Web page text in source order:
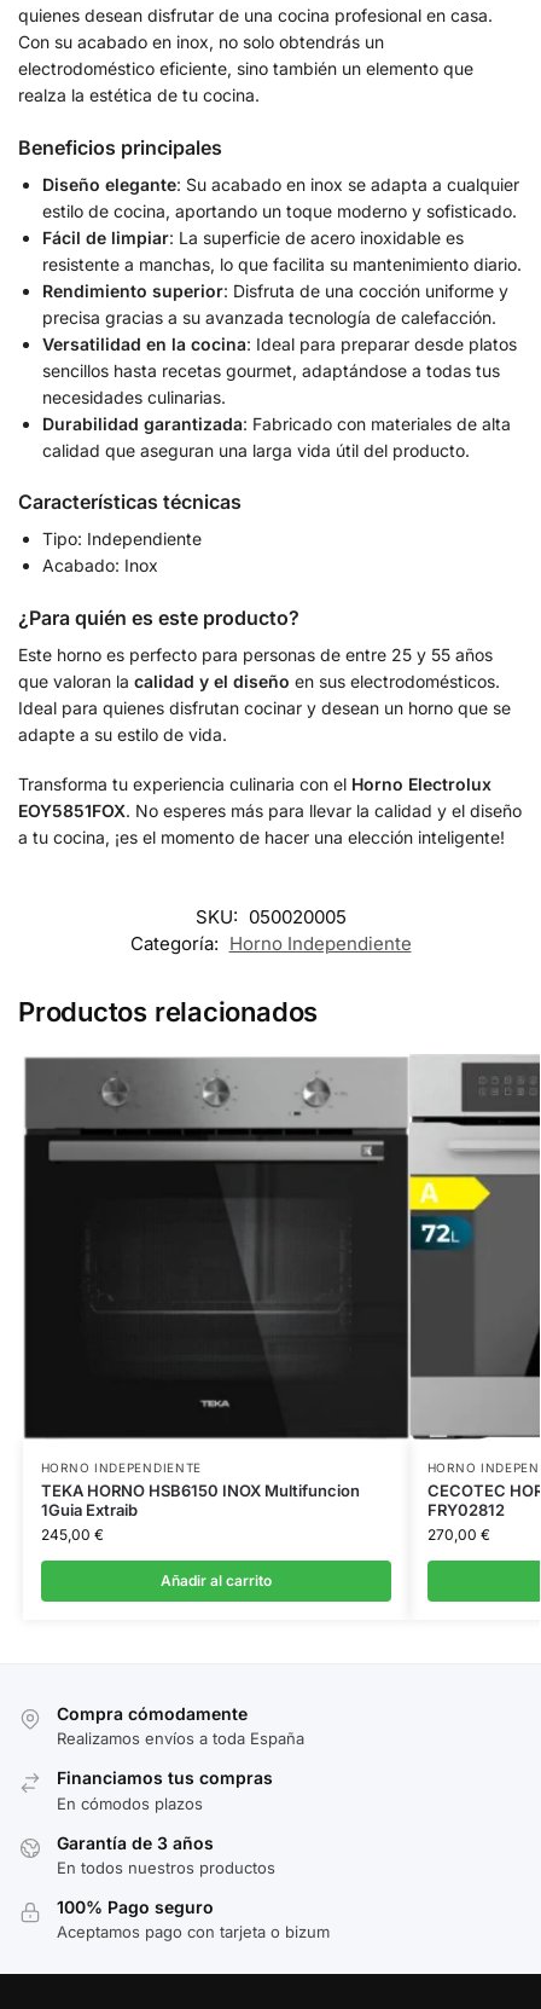
quienes desean disfrutar de una cocina profesional en casa.
Con su acabado en inox, no solo obtendrás un
electrodoméstico eficiente, sino también un elemento que
realza la estética de tu cocina.
Beneficios principales
Diseño elegante: Su acabado en inox se adapta a cualquier
estilo de cocina, aportando un toque moderno y sofisticado.
Fácil de limpiar: La superficie de acero inoxidable es
resistente a manchas, lo que facilita su mantenimiento diario.
Rendimiento superior: Disfruta de una cocción uniforme y
precisa gracias a su avanzada tecnología de calefacción.
Versatilidad en la cocina: Ideal para preparar desde platos
sencillos hasta recetas gourmet, adaptándose a todas tus
necesidades culinarias.
Durabilidad garantizada: Fabricado con materiales de alta
calidad que aseguran una larga vida útil del producto.
Características técnicas
Tipo: Independiente
Acabado: Inox
¿Para quién es este producto?
Este horno es perfecto para personas de entre 25 y 55 años
que valoran la calidad y el diseño en sus electrodomésticos.
Ideal para quienes disfrutan cocinar y desean un horno que se
adapte a su estilo de vida.
Transforma tu experiencia culinaria con el Horno Electrolux
EOY5851FOX. No esperes más para llevar la calidad y el diseño
a tu cocina, ¡es el momento de hacer una elección inteligente!
SKU: 050020005
Categoría: Horno Independiente
Productos relacionados
HORNO INDEPENDIENTE
TEKA HORNO HSB6150 INOX Multifuncion
1Guia Extraib
245,00 €
Añadir al carrito
HORNO
CECOTEC
FRY02812
270,00 €
Compra cómodamente
Realizamos envíos a toda España
Financiamos tus compras
En cómodos plazos
Garantía de 3 años
En todos nuestros productos
100% Pago seguro
Aceptamos pago con tarjeta o bizum